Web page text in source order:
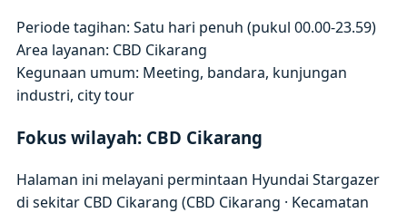
Periode tagihan: Satu hari penuh (pukul 00.00-23.59)
Area layanan: CBD Cikarang
Kegunaan umum: Meeting, bandara, kunjungan
industri, city tour
Fokus wilayah: CBD Cikarang
Halaman ini melayani permintaan Hyundai Stargazer
di sekitar CBD Cikarang (CBD Cikarang · Kecamatan